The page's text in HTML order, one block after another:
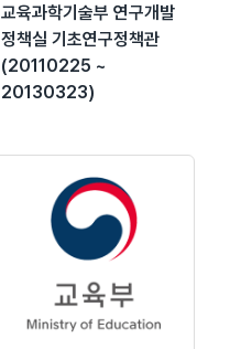
교육과학기술부 연구개발
정책실 기초연구정책관
(20110225 ~
20130323)